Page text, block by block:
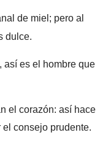
de miel; pero al
dulce.
así es el hombre que
el corazón: así hace
el consejo prudente.